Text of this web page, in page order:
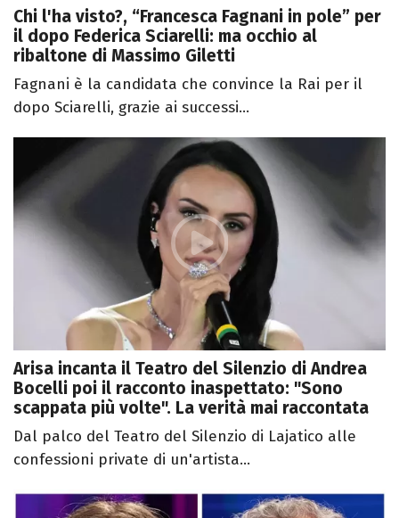
Chi l'ha visto?, “Francesca Fagnani in pole” per
il dopo Federica Sciarelli: ma occhio al
ribaltone di Massimo Giletti
Fagnani è la candidata che convince la Rai per il
dopo Sciarelli, grazie ai successi...
Arisa incanta il Teatro del Silenzio di Andrea
Bocelli poi il racconto inaspettato: "Sono
scappata più volte". La verità mai raccontata
Dal palco del Teatro del Silenzio di Lajatico alle
confessioni private di un'artista...